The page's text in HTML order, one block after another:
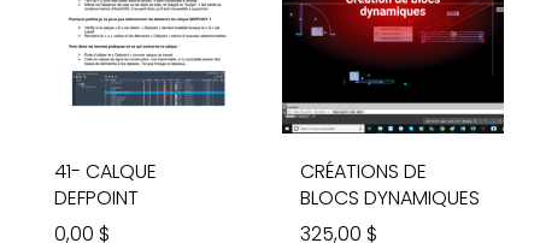
41- CALQUE
DEFPOINT
0,00 $
CRÉATIONS DE
BLOCS DYNAMIQUES
325,00 $